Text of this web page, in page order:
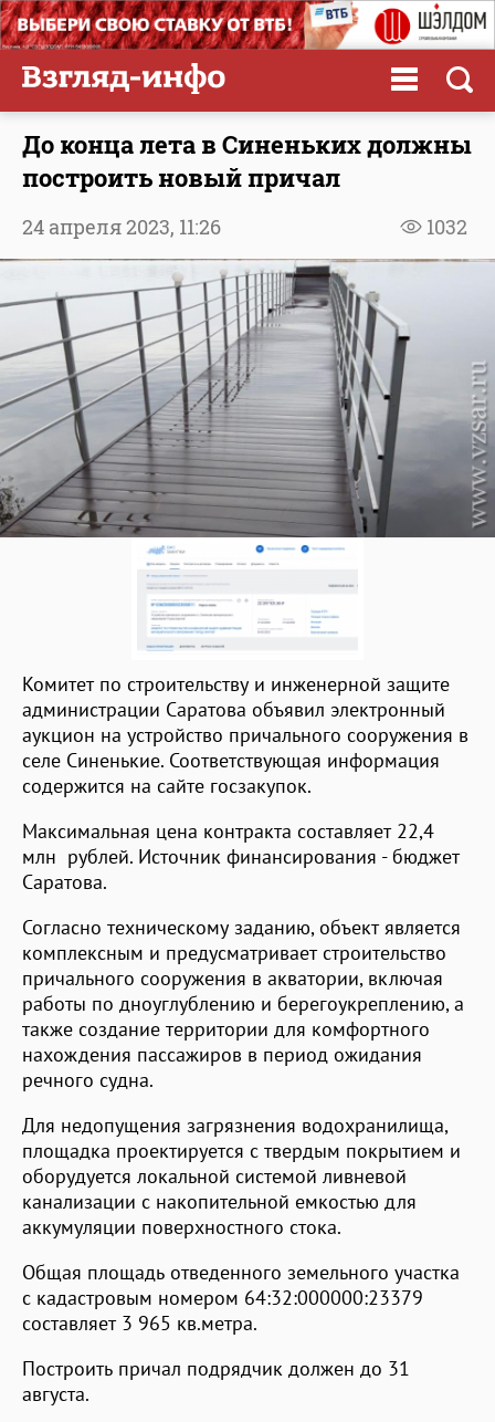
До конца лета в Синеньких должны
построить новый причал
1032
24 апреля 2023, 11:26
Комитет по строительству и инженерной защите
администрации Саратова объявил электронный
аукцион на устройство причального сооружения в
селе Синенькие. Соответствующая информация
содержится на сайте госзакупок.
Максимальная цена контракта составляет 22,4
млн рублей. Источник финансирования - бюджет
Саратова.
Согласно техническому заданию, объект является
комплексным и предусматривает строительство
причального сооружения в акватории, включая
работы по дноуглублению и берегоукреплению, а
также создание территории для комфортного
нахождения пассажиров в период ожидания
речного судна.
Для недопущения загрязнения водохранилища,
площадка проектируется с твердым покрытием и
оборудуется локальной системой ливневой
канализации с накопительной емкостью для
аккумуляции поверхностного стока.
Общая площадь отведенного земельного участка
с кадастровым номером 64:32:000000:23379
составляет 3 965 кв.метра.
Построить причал подрядчик должен до 31
августа.